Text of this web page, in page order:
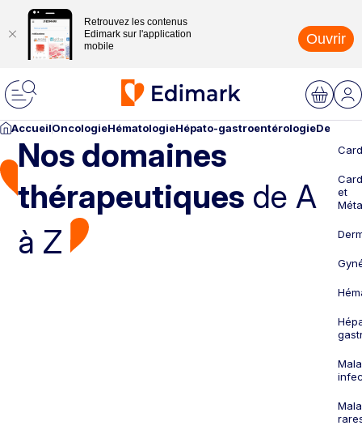
Retrouvez les contenus
Edimark sur l'application
mobile
Ouvrir
AccueilOncologieHématologieHépato-gastroentérologie
Nos domaines
thérapeutiques de A
à Z
et